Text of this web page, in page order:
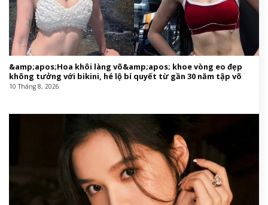
&amp;apos;Hoa khôi làng võ&amp;apos; khoe vòng eo đẹp
không tưởng với bikini, hé lộ bí quyết từ gần 30 năm tập võ
10 Tháng 8, 2026